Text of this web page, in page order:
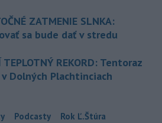
ZATMENIE SLNKA:
sa bude dať v stredu
TEPLOTNÝ REKORD: Tentoraz
Dolných Plachtinciach
Podcasty Rok Ľ.Štúra